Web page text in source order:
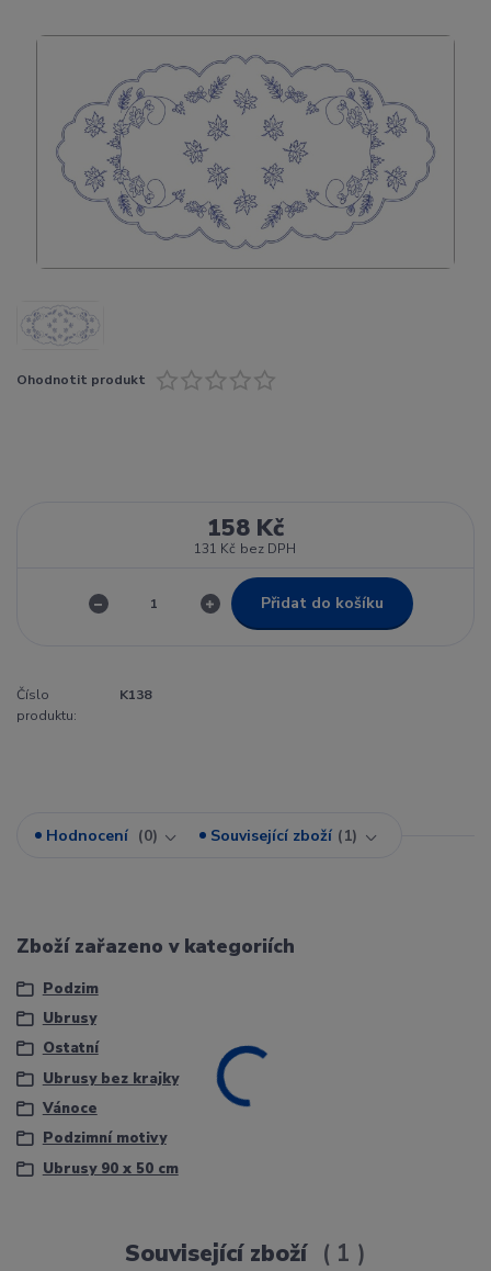
Ohodnotit produkt
158 Kč
131 Kč bez DPH
Přidat do košíku
Číslo
produktu:
K138
Hodnocení 0 Související zboží 1
Zboží zařazeno v kategoriích
Podzim
Ubrusy
Ostatní
Ubrusy bez krajky
Vánoce
Podzimní motivy
Ubrusy 90 x 50 cm
Související zboží 1